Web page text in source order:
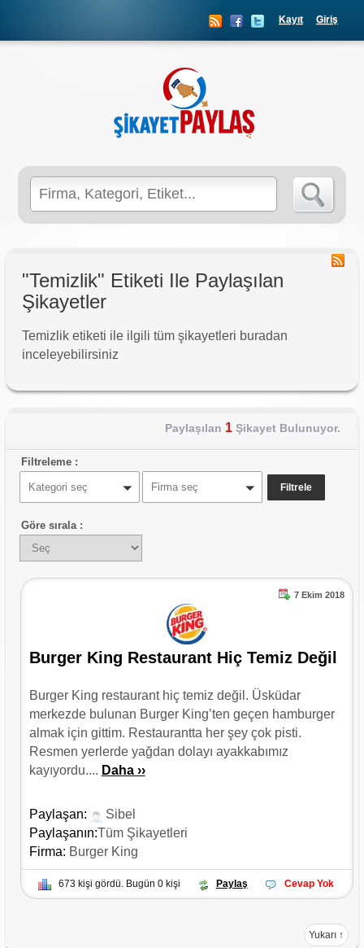
Kayıt Giriş
for:
"Temizlik" Etiketi Ile Paylaşılan
Şikayetler
Temizlik etiketi ile ilgili tüm şikayetleri buradan
inceleyebilirsiniz
Paylaşılan 1Şikayet Bulunuyor.
Filtreleme :
Kategori seç Firma seç
Göre sırala :
7 Ekim 2018
Burger King Restaurant Hiç Temiz Değil
Burger King restaurant hiç temiz değil. Üsküdar
merkezde bulunan Burger King’ten geçen hamburger
almak için gittim. Restaurantta her şey çok pisti.
Resmen yerlerde yağdan dolayı ayakkabımız
kayıyordu.... Daha ››
Paylaşan:
Sibel
Paylaşanın:Tüm Şikayetleri
Firma: Burger King
673 kişi gördü. Bugün 0 kişi Paylaş Cevap Yok
Yukarı ↑